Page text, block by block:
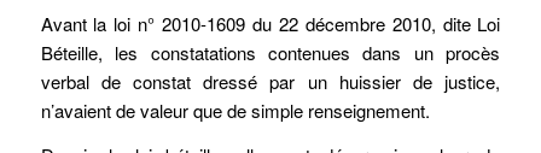
Avant la loi n° 2010-1609 du 22 décembre 2010, dite Loi
Béteille, les constatations contenues dans un procès
verbal de constat dressé par un huissier de justice,
n’avaient de valeur que de simple renseignement.